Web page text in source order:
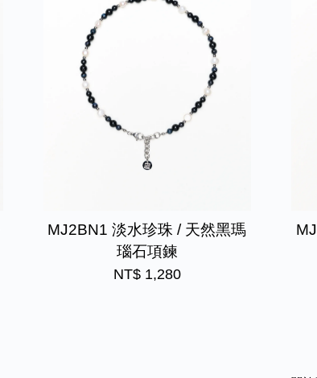
MJ2BN1 淡水珍珠 / 天然黑瑪
瑙石項鍊
NT$ 1,280